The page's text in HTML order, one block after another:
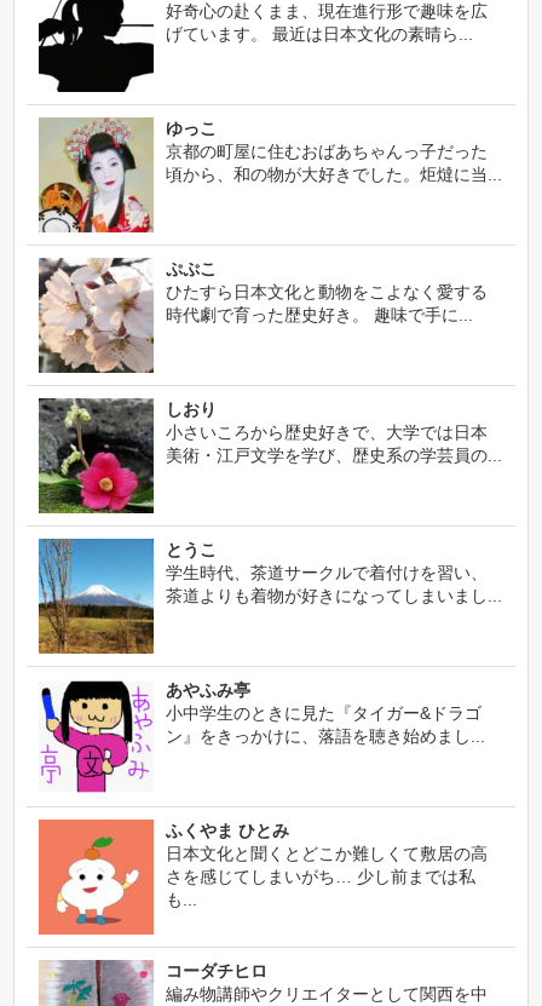
好奇心の赴くまま、現在進行形で趣味を広
げています。 最近は日本文化の素晴ら...
ゆっこ
京都の町屋に住むおばあちゃんっ子だった
頃から、和の物が大好きでした。炬燵に当...
ぷぷこ
ひたすら日本文化と動物をこよなく愛する
時代劇で育った歴史好き。 趣味で手に...
しおり
小さいころから歴史好きで、大学では日本
美術・江戸文学を学び、歴史系の学芸員の...
とうこ
学生時代、茶道サークルで着付けを習い、
茶道よりも着物が好きになってしまいまし...
あやふみ亭
小中学生のときに見た『タイガー&ドラゴ
ン』をきっかけに、落語を聴き始めまし...
ふくやま ひとみ
日本文化と聞くとどこか難しくて敷居の高
さを感じてしまいがち… 少し前までは私
も...
コーダチヒロ
編み物講師やクリエイターとして関西を中